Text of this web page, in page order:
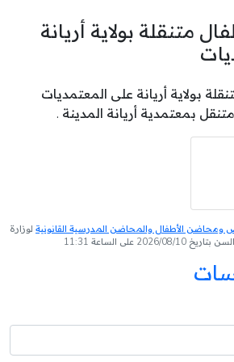
متنقلة بولاية أريانة
بولاية أريانة على المعتمديات
ومحاضن الأطفال والمحاضن المدرسية القانونية لوزارة
على الساعة 11:31